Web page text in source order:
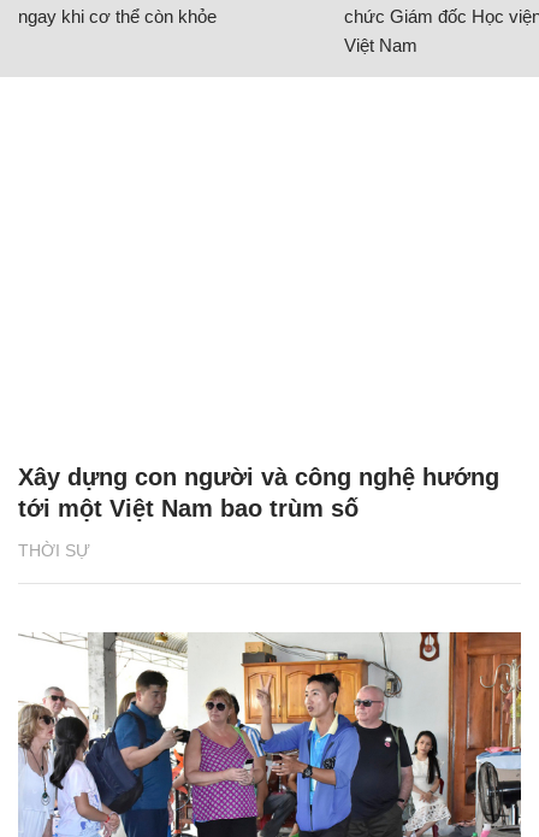
ngay khi cơ thể còn khỏe
chức Giám đốc Học
Việt Nam
THỜI SỰ
Xây dựng con người và công nghệ hướng
tới một Việt Nam bao trùm số